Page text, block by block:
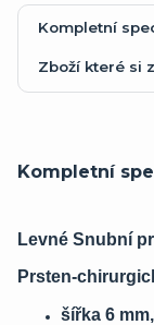
Kompletní
Zboží které si
Kompletní
Levné Snubní
Prsten-
šířka 6